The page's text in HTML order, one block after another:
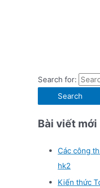
Search for:
Bài viết mới
Các công
hk2
Kiến thức